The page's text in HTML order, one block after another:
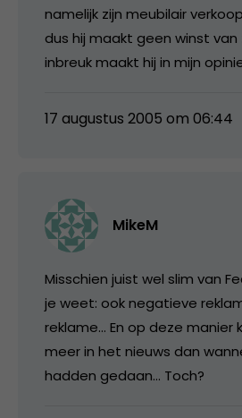
namelijk zijn meubilair
dus hij maakt geen winst van
inbreuk maakt hij in mijn
17 augustus 2005 om 06:44
MikeM
Misschien juist wel slim van
je weet: ook negatieve
reklame… En op deze manier
meer in het nieuws dan
hadden gedaan… Toch?